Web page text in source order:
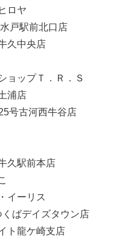
ロヤ
戸駅前北口店
久中央店
ョップＴ．Ｒ．Ｓ
浦店
号古河西牛谷店
久駅前本店
イーリス
ばデイズタウン店
ト龍ケ崎支店